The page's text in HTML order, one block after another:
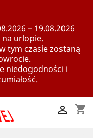
– 19.08.2026
na urlopie.
tym czasie zostaną
niedogodności i
shopping_cart
